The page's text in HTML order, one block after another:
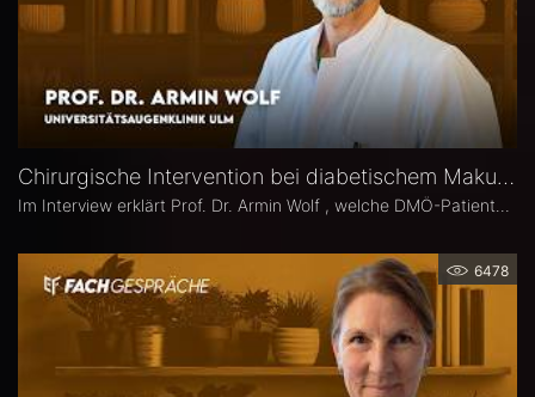
Chirurgische Intervention bei diabetischem Makulaödem – Prof. Dr. Armin Wolf
6478